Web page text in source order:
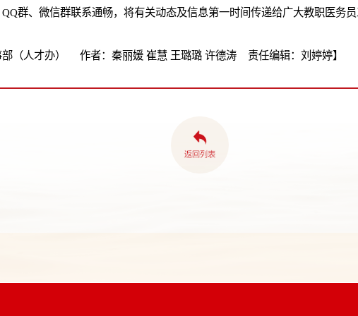
群、微信群联系通畅，将有关动态及信息第一时间传递给广大教职医务
部（人才办） 作者：秦丽媛 崔慧 王璐璐 许德涛 责任编辑：刘婷婷】